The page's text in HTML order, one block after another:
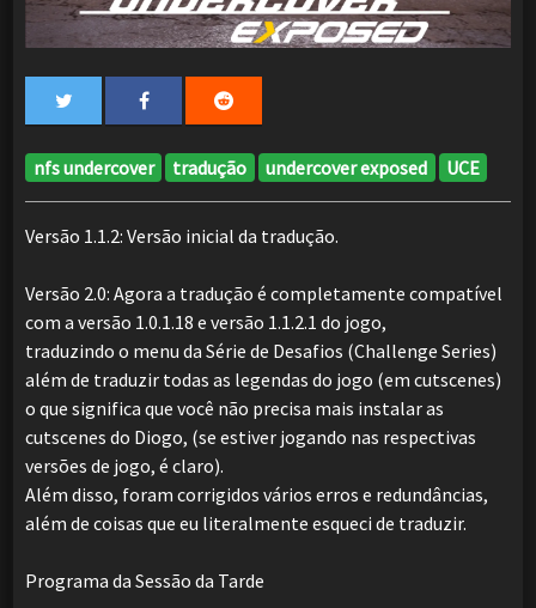
nfs undercover tradução undercover exposed UCE
Versão 1.1.2: Versão inicial da tradução.
Versão 2.0: Agora a tradução é completamente compatível
com a versão 1.0.1.18 e versão 1.1.2.1 do jogo,
traduzindo o menu da Série de Desafios (Challenge Series)
além de traduzir todas as legendas do jogo (em cutscenes)
o que significa que você não precisa mais instalar as
cutscenes do Diogo, (se estiver jogando nas respectivas
versões de jogo, é claro).
Além disso, foram corrigidos vários erros e redundâncias,
além de coisas que eu literalmente esqueci de traduzir.
Programa da Sessão da Tarde